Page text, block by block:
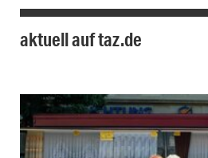
aktuell auf taz.de